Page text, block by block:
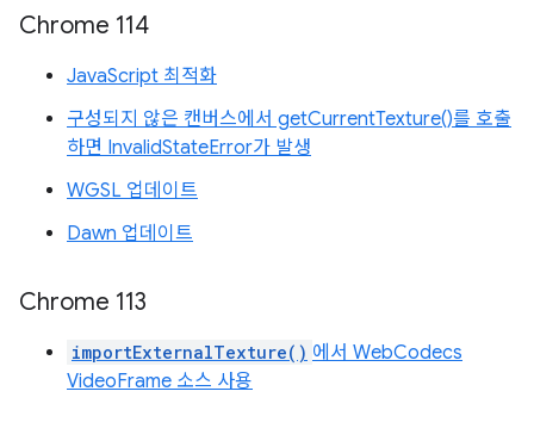
Chrome 114
JavaScript 최적화
구성되지 않은 캔버스에서 getCurrentTexture()를 호출
하면 InvalidStateError가 발생
WGSL 업데이트
Dawn 업데이트
Chrome 113
importExternalTexture() 에서 WebCodecs
VideoFrame 소스 사용